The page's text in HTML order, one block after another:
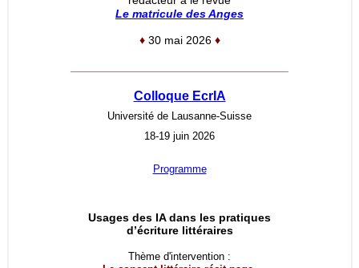
Le matricule des Anges
♦ 30 mai 2026 ♦
Colloque EcrIA
Université de Lausanne-Suisse
18-19 juin 2026
Programme
Usages des IA dans les pratiques
d’écriture littéraires
Thème d'intervention :